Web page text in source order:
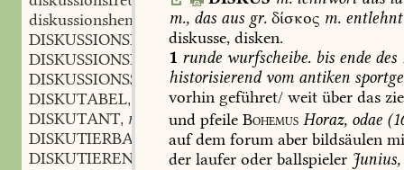
diskussionshemmend,adj.
DISKUSSIONSLEITUNG,f.
DISKUSSIONSLOS
adj.
DISKUSSIONSSTÜCK,n.
DISKUTABEL,
DISKUTANT, m.
DISKUTIERBAR
adj.
DISKUTIEREN
m., das aus gr. δίσκος m. entlehnt
diskusse, disken.
1 runde wurfscheibe. bis ende des
historisierendvom antiken
vorhin geführet/ weit über das
und pfeile Bohemus Horaz, odae (
aufdem forum aber bildsäulen
der laufer oder ballspieler Junius,